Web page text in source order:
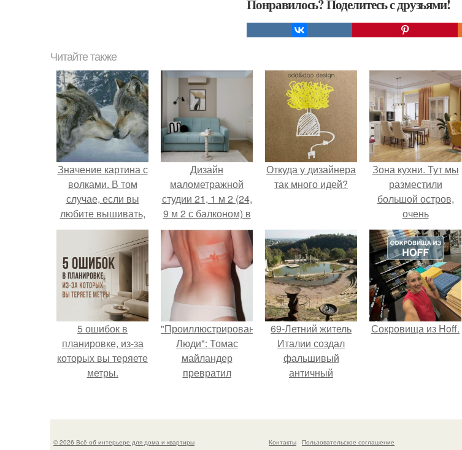
Понравилось? Поделитесь с друзьями!
Читайте также
Значение картина с
волками. В том
случае, если вы
любите вышивать,
то наверняка
задумывались о
том, что означает та
или иная вышитая
вами картина.
Дизайн
малометражной
студии 21, 1 м 2 (24,
9 м 2 с балконом) в
Краснодаре.
Откуда у дизайнера
так много идей?
Зона кухни. Тут мы
разместили
большой остров,
очень
вместительную
кухню, стеллаж для
красивой посуды и
супер уютное место
для отдыха и
чтения.
5 ошибок в
планировке, из-за
которых вы теряете
метры.
"Проиллюстрированные
Люди": Томас
майландер
превратил
69-Летний житель
Италии создал
фальшивый
античный
успешно выдавал
историческое
Сокровища из Hoff.
© 2026 Всё об интерьере для дома и квартиры Контакты Пользовательское соглашение